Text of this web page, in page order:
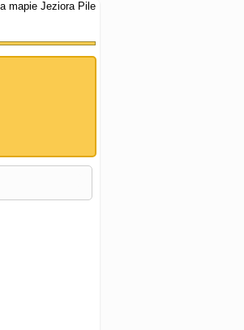
mapie Jeziora Pile